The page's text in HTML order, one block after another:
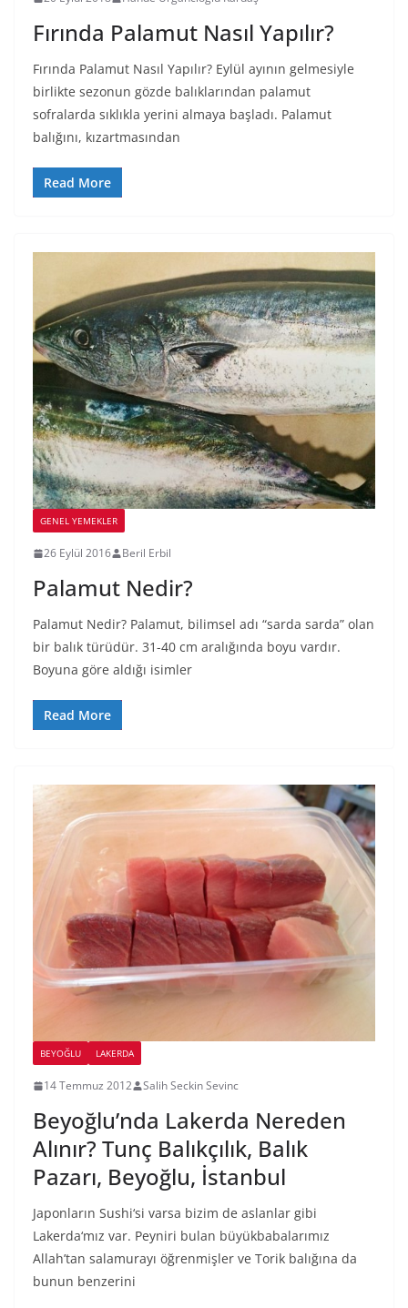
Fırında Palamut Nasıl Yapılır?
Fırında Palamut Nasıl Yapılır? Eylül ayının gelmesiyle
birlikte sezonun gözde balıklarından palamut
sofralarda sıklıkla yerini almaya başladı. Palamut
balığını, kızartmasından
Read More
GENEL YEMEKLER
26 Eylül 2016 Beril Erbil
Palamut Nedir?
Palamut Nedir? Palamut, bilimsel adı “sarda sarda” olan
bir balık türüdür. 31-40 cm aralığında boyu vardır.
Boyuna göre aldığı isimler
Read More
BEYOĞLU LAKERDA
14 Temmuz 2012 Salih Seckin Sevinc
Beyoğlu’nda Lakerda Nereden
Alınır? Tunç Balıkçılık, Balık
Pazarı, Beyoğlu, İstanbul
Japonların Sushi‘si varsa bizim de aslanlar gibi
Lakerda‘mız var. Peyniri bulan büyükbabalarımız
Allah’tan salamurayı öğrenmişler ve Torik balığına da
bunun benzerini